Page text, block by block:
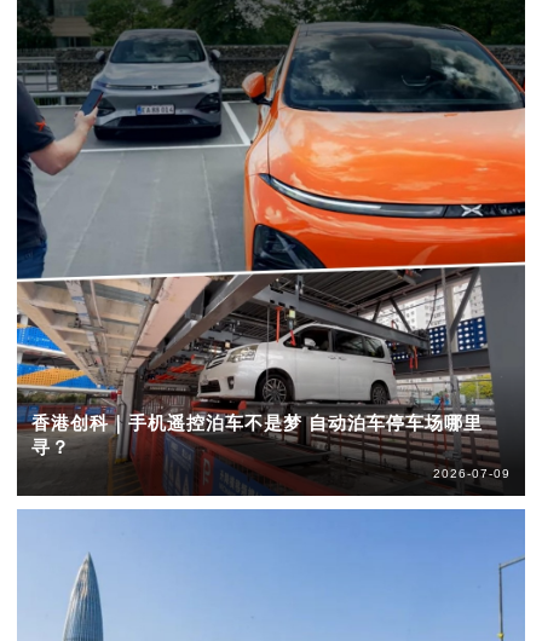
香港创科｜手机遥控泊车不是梦 自动泊车停车场哪里
寻？
2026-07-09